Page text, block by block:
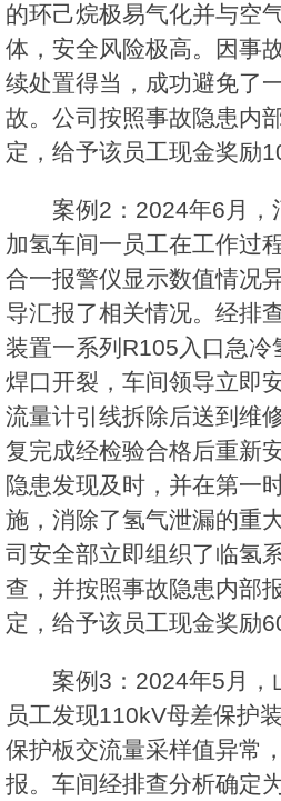
的环己烷极易气化并与空
体，安全风险极高。因事
续处置得当，成功避免了
故。公司按照事故隐患内
定，给予该员工现金奖励
案例2：2024年6月，
加氢车间一员工在工作过
合一报警仪显示数值情况
导汇报了相关情况。经排
装置一系列R105入口急冷
焊口开裂，车间领导立即
流量计引线拆除后送到维
复完成经检验合格后重新
隐患发现及时，并在第一
施，消除了氢气泄漏的重
司安全部立即组织了临氢
查，并按照事故隐患内部
定，给予该员工现金奖励
案例3：2024年5月，
员工发现110kV母差保护
保护板交流量采样值异常
报。车间经排查分析确定